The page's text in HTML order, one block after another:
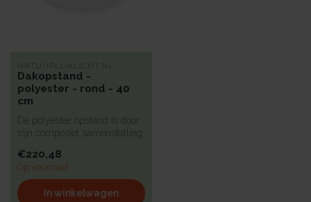
NATUURLIJKLICHT.NL
Dakopstand -
polyester - rond - 40
cm
De polyester opstand is door
zijn composiet samenstelling
€220,48
Op voorraad
In winkelwagen